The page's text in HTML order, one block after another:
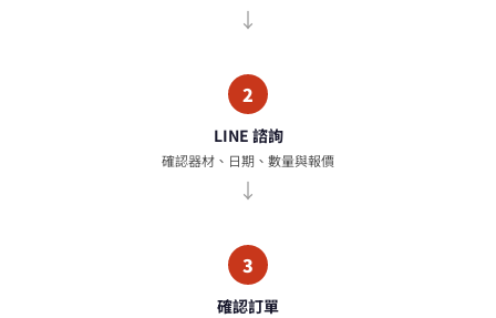
2
LINE 諮詢
確認器材、日期、數量與報價
3
確認訂單